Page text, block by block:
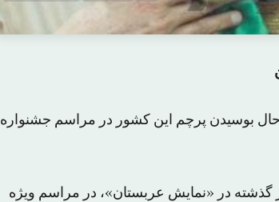
بوسیدن پرچم این کشور در مراسم جشنواره
گذشته در «نمایش عربستان»، در مراسم ویژه